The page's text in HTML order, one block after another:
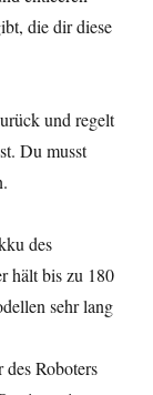
die dir diese
und regelt
Du musst
des
hält bis zu 180
sehr lang
des Roboters